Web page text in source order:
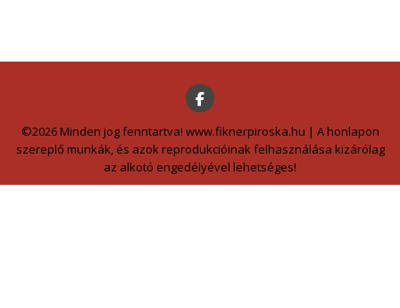
©2026 Minden jog fenntartva! www.fiknerpiroska.hu | A honlapon
szereplő munkák, és azok reprodukcióinak felhasználása kizárólag
az alkotó engedélyével lehetséges!